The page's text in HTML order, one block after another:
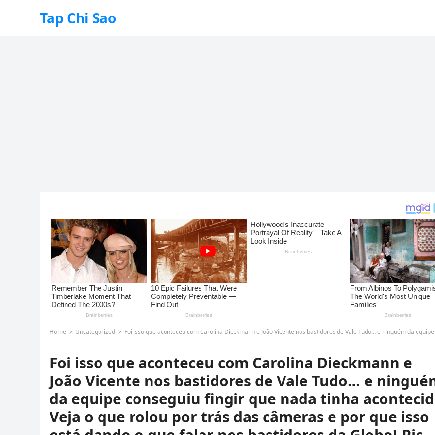
Tap Chi Sao
Home Uncategorized Foi isso que aconteceu com Carolina Dieckmann e João Vicente nos bastidores de Vale Tudo… e ninguém da equipe conseguiu fingir que nada tinha acontecido! Veja o que rolou por trás das câmeras e por que isso está dando o que falar nos bastidores da
Foi isso que aconteceu com Carolina Dieckmann e
João Vicente nos bastidores de Vale Tudo… e
da equipe conseguiu fingir que nada tinha
Veja o que rolou por trás das câmeras e por que isso